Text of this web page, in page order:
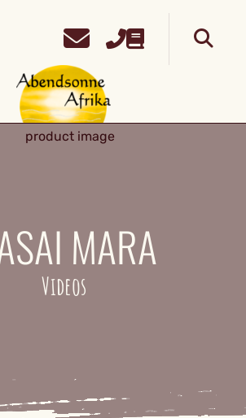
MARA
Videos